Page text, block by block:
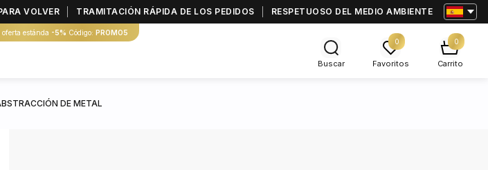
VOLVER TRAMITACIÓN RÁPIDA DE LOS PEDIDOS RESPETUOSO DEL MEDIO AMBIENTE
oferta estánda -5% Código: PROMO5
Buscar
0
Favoritos
0
Carrito
DE METAL